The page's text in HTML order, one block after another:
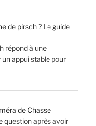
de pirsch ? Le guide
répond à une
appui stable pour
de Chasse
question après avoir